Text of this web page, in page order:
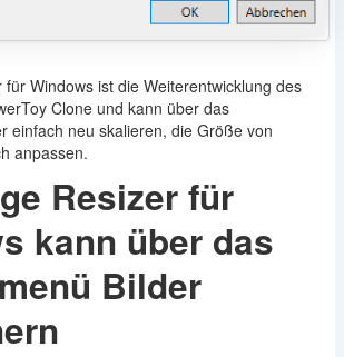
Windows ist die Weiterentwicklung des
Clone und kann über das
einfach neu skalieren, die Größe von
anpassen.
Resizer für
kann über das
Bilder